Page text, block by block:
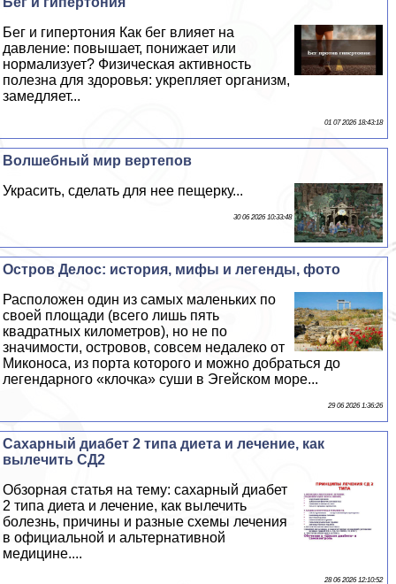
Бег и гипертония Как бег влияет на
давление: повышает, понижает или
нормализует? Физическая активность
полезна для здоровья: укрепляет организм,
замедляет...
01 07 2026 18:43:18
Волшебный мир вертепов
Украсить, сделать для нее пещерку...
30 06 2026 10:33:48
Остров Делос: история, мифы и легенды, фото
Расположен один из самых маленьких по
своей площади (всего лишь пять
квадратных километров), но не по
значимости, островов, совсем недалеко от
Миконоса, из порта которого и можно добраться до
легендарного «клочка» суши в Эгeйском море...
29 06 2026 1:36:26
Сахарный диабет 2 типа диета и лечение, как
вылечить СД2
Обзорная статья на тему: сахарный диабет
2 типа диета и лечение, как вылечить
болезнь, причины и разные схемы лечения
в официальной и альтернативной
медицине....
28 06 2026 12:10:52